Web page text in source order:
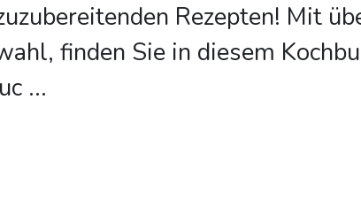
Rezepten! Mit
finden Sie in diesem
...